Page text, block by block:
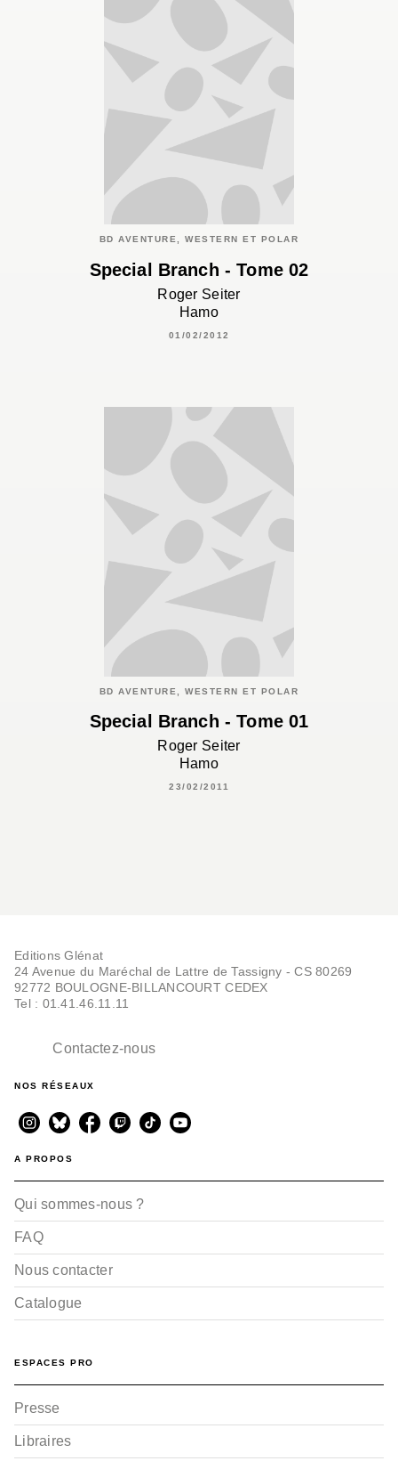
BD AVENTURE, WESTERN ET POLAR
Special Branch - Tome 02
Roger Seiter
Hamo
01/02/2012
BD AVENTURE, WESTERN ET POLAR
Special Branch - Tome 01
Roger Seiter
Hamo
23/02/2011
Editions Glénat
24 Avenue du Maréchal de Lattre de Tassigny - CS 80269
92772 BOULOGNE-BILLANCOURT CEDEX
Tel : 01.41.46.11.11
Contactez-nous
NOS RÉSEAUX
A PROPOS
Qui sommes-nous ?
FAQ
Nous contacter
Catalogue
ESPACES PRO
Presse
Libraires